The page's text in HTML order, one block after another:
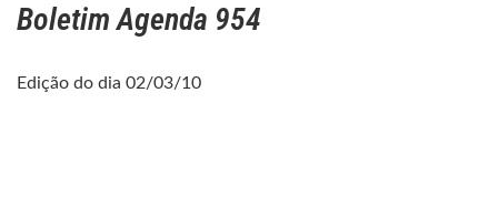
Boletim Agenda 954
Edição do dia 02/03/10